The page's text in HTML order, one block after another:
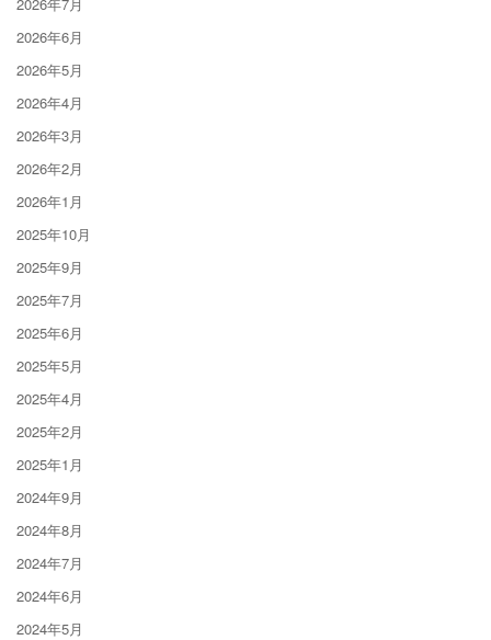
2026年6月
2026年5月
2026年4月
2026年3月
2026年2月
2026年1月
2025年10月
2025年9月
2025年7月
2025年6月
2025年5月
2025年4月
2025年2月
2025年1月
2024年9月
2024年8月
2024年7月
2024年6月
2024年5月